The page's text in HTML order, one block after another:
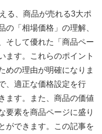
る、商品が売れる3大ポ
の「相場価格」の理解、
そして優れた「商品ペー
ます。これらのポイント
めの理由が明確になりま
、適正な価格設定を行
ます。また、商品の価値
要素を商品ページに盛り
ができます。この記事を